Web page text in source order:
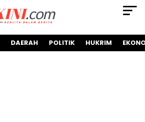
DAERAH POLITIK HUKRIM